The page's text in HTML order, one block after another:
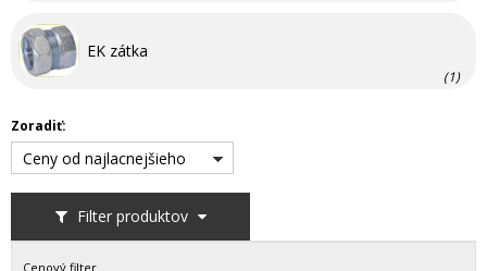
EK zátka
(1)
Filter produktov
Zoradiť:
Ceny od najlacnejšieho
Cenový filter